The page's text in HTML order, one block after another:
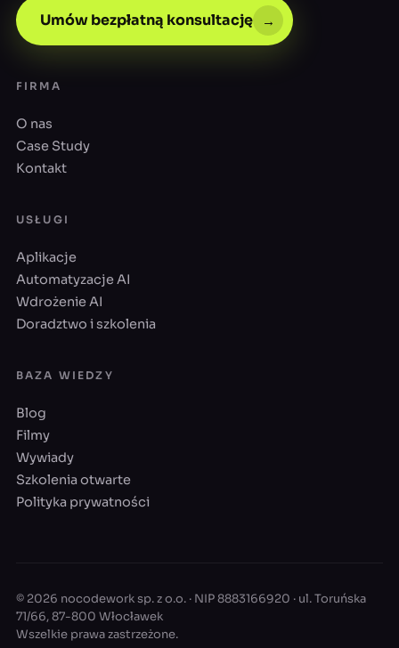
Umów bezpłatną konsultację →
FIRMA
O nas
Case Study
Kontakt
USŁUGI
Aplikacje
Automatyzacje AI
Wdrożenie AI
Doradztwo i szkolenia
BAZA WIEDZY
Blog
Filmy
Wywiady
Szkolenia otwarte
Polityka prywatności
© 2026 nocodework sp. z o.o. · NIP 8883166920 · ul. Toruńska
71/66, 87-800 Włocławek
Wszelkie prawa zastrzeżone.